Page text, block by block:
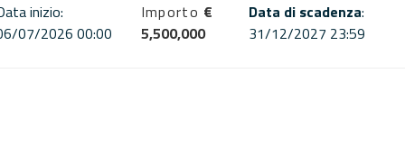
inizio:
07/2026 00:00
Importo €
5,500,000
Data di scadenza:
31/12/2027 23:59